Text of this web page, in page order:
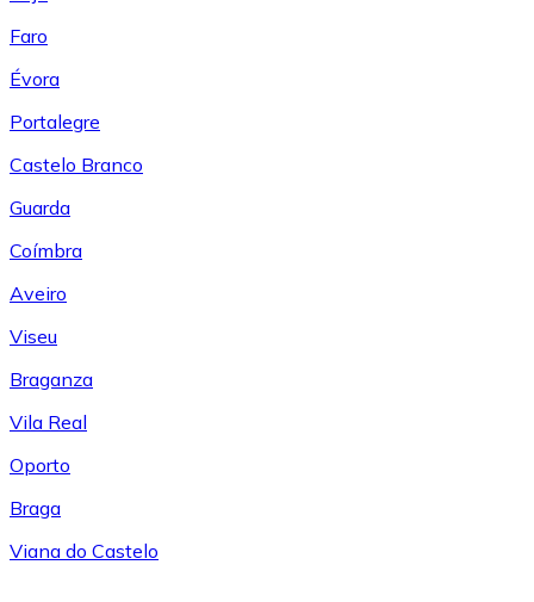
Faro
Évora
Portalegre
Castelo Branco
Guarda
Coímbra
Aveiro
Viseu
Braganza
Vila Real
Oporto
Braga
Viana do Castelo